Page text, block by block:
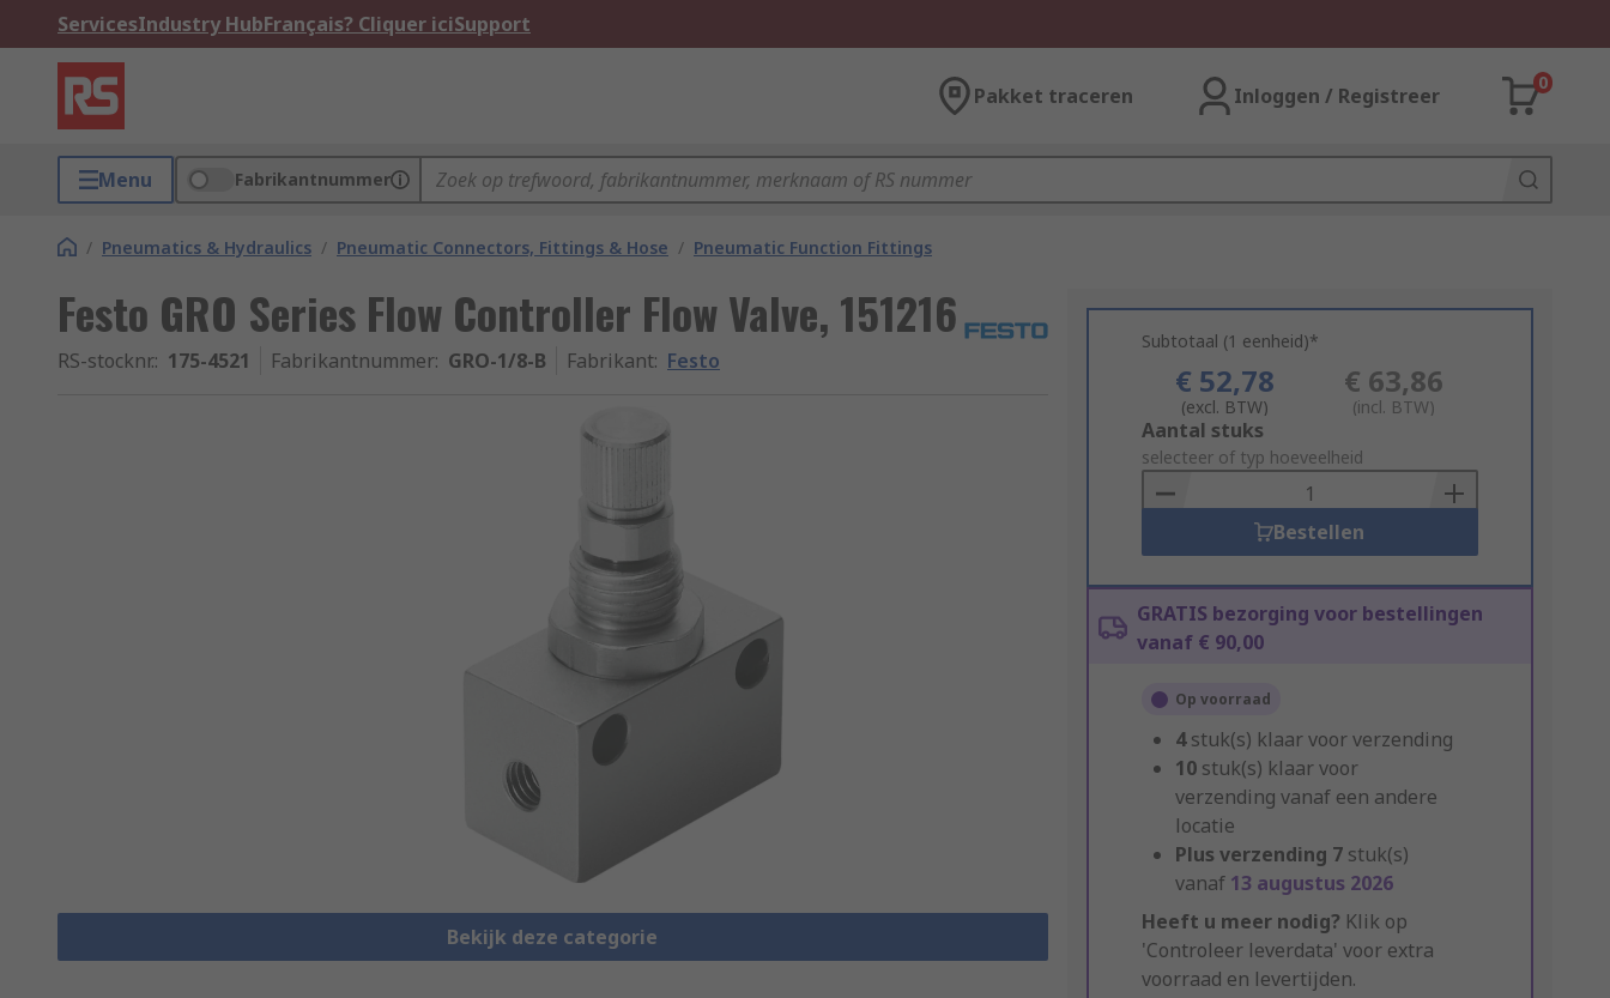
ServicesIndustry HubFrançais? Cliquer iciSupport
Pakket traceren Inloggen / Registreer
0
Menu Fabrikantnummer
/ Pneumatics & Hydraulics / Pneumatic Connectors, Fittings & Hose / Pneumatic Function Fittings
Festo GRO Series Flow Controller Flow Valve, 151216
RS-stocknr.: 175-4521 Fabrikantnummer: GRO-1/8-B Fabrikant: Festo
Bekijk deze categorie
Subtotaal (1 eenheid)*
€ 52,78
(excl. BTW)
€ 63,86
(incl. BTW)
Add
to
Basket
Aantal stuks
selecteer of typ hoeveelheid
Bestellen
GRATIS bezorging voor bestellingen
vanaf € 90,00
Op voorraad
4stuk(s) klaar voor verzending
10 stuk(s) klaar voor
verzending vanaf een andere
locatie
Plus verzending 7 stuk(s)
vanaf 13 augustus 2026
Heeft u meer nodig? Klik op
'Controleer leverdata' voor extra
voorraad en levertijden.